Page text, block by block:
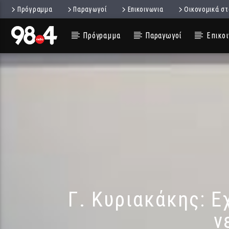
Πρόγραμμα Παραγωγοί Επικοινωνια Οικονομικά
Πρόγραμμα Παραγωγοί
Γ. Κυριακάκης: